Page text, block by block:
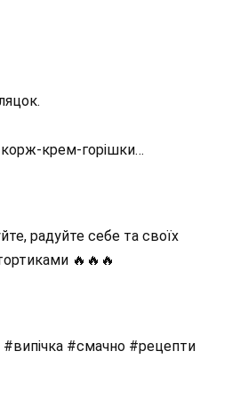
крем-горішки…
радуйте себе та своїх
🔥🔥🔥
#смачно #рецепти